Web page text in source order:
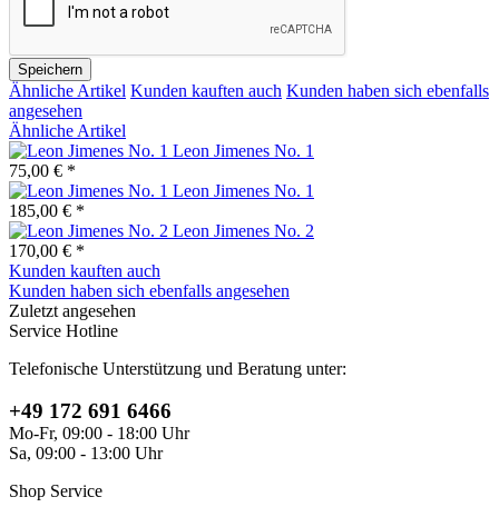
Speichern
Ähnliche Artikel Kunden kauften auch Kunden haben sich ebenfalls
angesehen
Ähnliche Artikel
Leon Jimenes No. 1
75,00 € *
Leon Jimenes No. 1
185,00 € *
Leon Jimenes No. 2
170,00 € *
Kunden kauften auch
Kunden haben sich ebenfalls angesehen
Zuletzt angesehen
Service Hotline
Telefonische Unterstützung und Beratung unter:
+49 172 691 6466
Mo-Fr, 09:00 - 18:00 Uhr
Sa, 09:00 - 13:00 Uhr
Shop Service